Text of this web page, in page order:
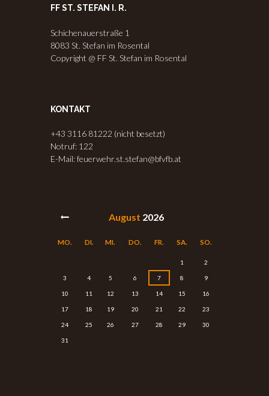
FF ST. STEFAN I. R.
Schichenauerstraße 1
8083 St. Stefan im Rosental
Copyright @ FF St. Stefan im Rosental
KONTAKT
+43 3116 81222 (nicht besetzt)
Notruf: 122
E-Mail: feuerwehr.st.stefan@bfvfb.at
August 2026
MO. DI. MI. DO. FR. SA. SO.
1 2
3 4 5 6 7 8 9
10 11 12 13 14 15 16
17 18 19 20 21 22 23
24 25 26 27 28 29 30
31